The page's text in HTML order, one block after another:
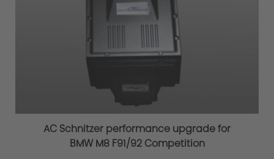
AC Schnitzer performance upgrade for
BMW M8 F91/92 Competition